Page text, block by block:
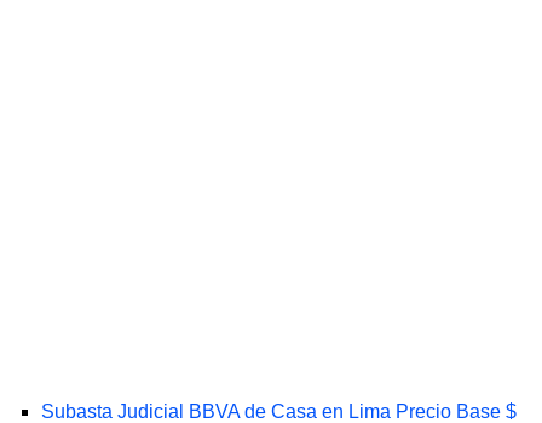
Subasta Judicial BBVA de Casa en Lima Precio Base $